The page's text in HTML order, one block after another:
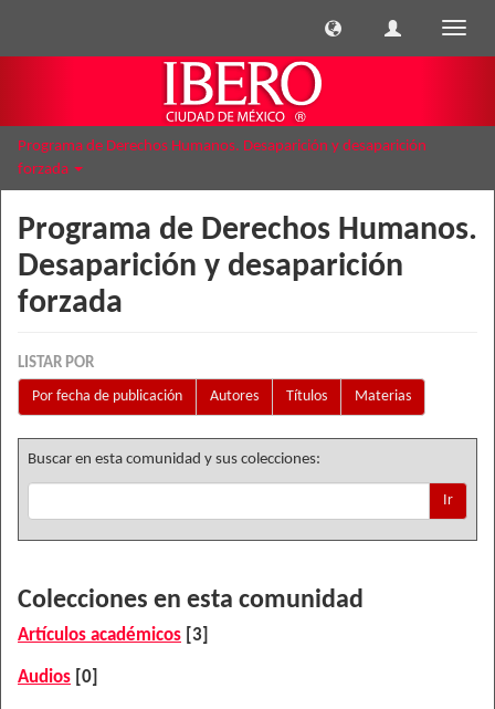
Programa de Derechos Humanos. Desaparición y desaparición
forzada
Programa de Derechos Humanos.
Desaparición y desaparición
forzada
LISTAR POR
Por fecha de publicación
Autores Títulos Materias
Buscar en esta comunidad y sus colecciones:
Ir
Colecciones en esta comunidad
Artículos académicos [3]
Audios [0]